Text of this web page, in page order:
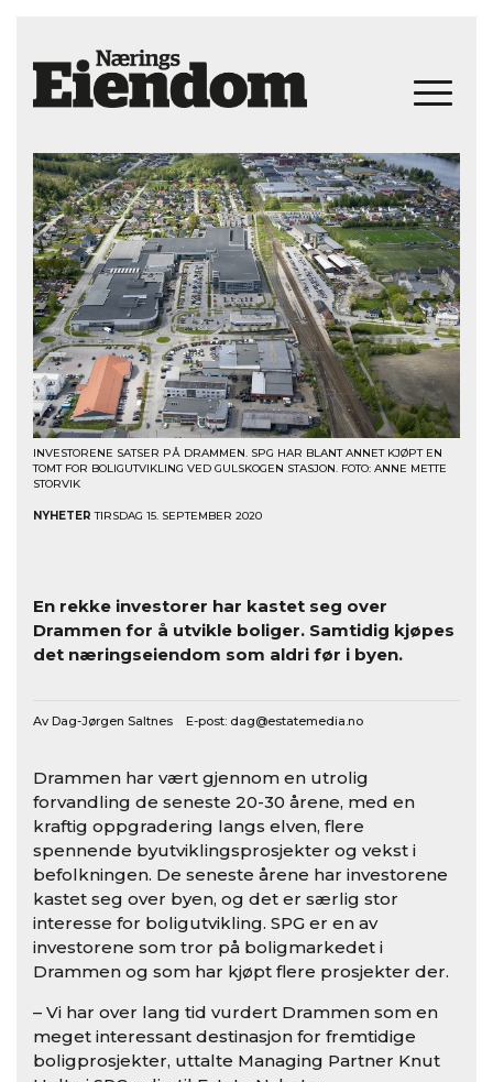
INVESTORENE SATSER PÅ DRAMMEN. SPG HAR BLANT ANNET KJØPT EN
TOMT FOR BOLIGUTVIKLING VED GULSKOGEN STASJON. FOTO: ANNE METTE
STORVIK
NYHETER TIRSDAG 15. SEPTEMBER 2020
En rekke investorer har kastet seg over
Drammen for å utvikle boliger. Samtidig kjøpes
det næringseiendom som aldri før i byen.
Av Dag-Jørgen Saltnes E-post: dag@estatemedia.no
Drammen har vært gjennom en utrolig
forvandling de seneste 20-30 årene, med en
kraftig oppgradering langs elven, flere
spennende byutviklingsprosjekter og vekst i
befolkningen. De seneste årene har investorene
kastet seg over byen, og det er særlig stor
interesse for boligutvikling. SPG er en av
investorene som tror på boligmarkedet i
Drammen og som har kjøpt flere prosjekter der.
– Vi har over lang tid vurdert Drammen som en
meget interessant destinasjon for fremtidige
boligprosjekter, uttalte Managing Partner Knut